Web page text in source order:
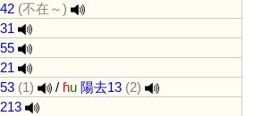
(不在～)
(1) / ɦu 陽去13 (2)